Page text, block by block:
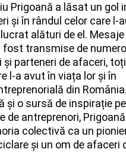
Prigoană a lăsat un gol
și în rândul celor care l-
alături de el. Mesaje
fost transmise de
și parteneri de afaceri,
l-a avut în viața lor și în
din
și o sursă de inspirație
de antreprenori,
colectivă ca un
și un om de afaceri